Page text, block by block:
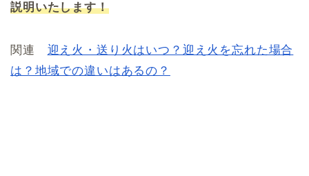
説明いたします！
関連 迎え火・送り火はいつ？迎え火を忘れた場合
は？地域での違いはあるの？